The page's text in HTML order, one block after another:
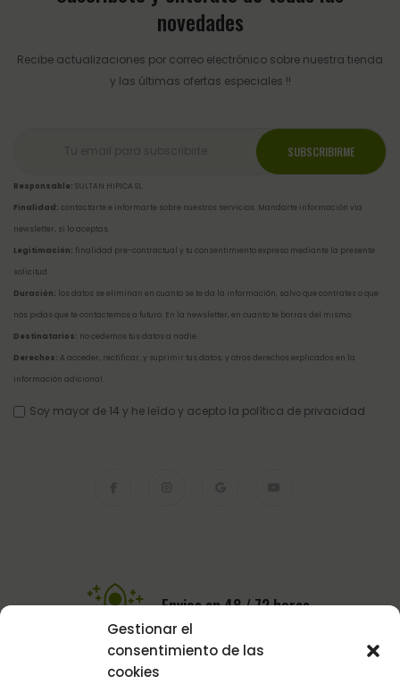
Gestionar el
consentimiento de las
cookies
novedades
Recibe actualizaciones por correo electrónico sobre nuestra tienda
y las últimas ofertas especiales !!
Responsable: SULTAN HIPICA SL.
Finalidad: contactarte e informarte sobre nuestros servicios. Mandarte información vía
newsletter, si lo aceptas.
Legitimación: finalidad pre-contractual y tu consentimiento expreso mediante la presente
solicitud.
Duración: los datos se eliminan en cuanto se te da la información, salvo que contrates o que
nos pidas que te contactemos a futuro. En la newsletter, en cuanto te borras del mismo.
Destinatarios: no cedemos tus datos a nadie.
Derechos: A acceder, rectificar, y suprimir tus datos, y otros derechos explicados en la
información adicional
Soy mayor de 14 y he leído y acepto la política de privacidad
Envios en 48 / 72 horas.
En toda la Península